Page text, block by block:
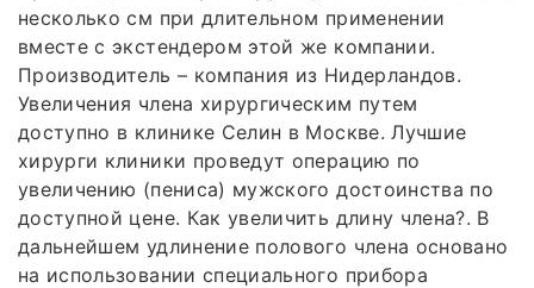
несколько см при длительном применении
вместе с экстендером этой же компании.
Производитель – компания из Нидерландов.
Увеличения члена хирургическим путем
доступно в клинике Селин в Москве. Лучшие
хирурги клиники проведут операцию по
увеличению (пениса) мужского достоинства по
доступной цене. Как увеличить длину члена?. В
дальнейшем удлинение полового члена основано
на использовании специального прибора